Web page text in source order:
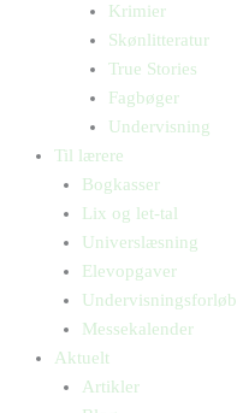
Krimier
Skønlitteratur
True Stories
Fagbøger
Undervisning
Til lærere
Bogkasser
Lix og let-tal
Universlæsning
Elevopgaver
Undervisningsforløb
Messekalender
Aktuelt
Artikler